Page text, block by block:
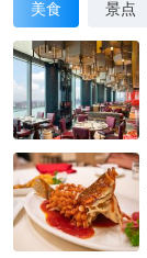
美食 景点